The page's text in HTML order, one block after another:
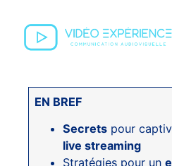
EN BREF
Secrets pour
live streaming
Stratégies pour un